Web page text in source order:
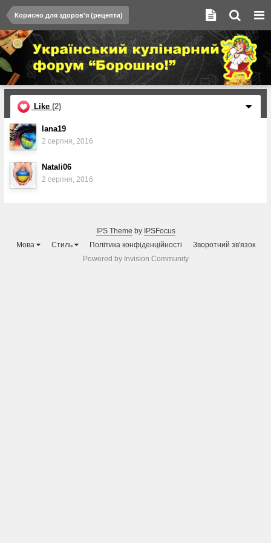
Корисно для здоров'я (рецепти)
Like (2)
lana19
2 серпня, 2016
Natali06
2 серпня, 2016
IPS Theme by IPSFocus
Мова
Стиль Політика конфіденційності
Зворотний зв'язок
Powered by Invision Community